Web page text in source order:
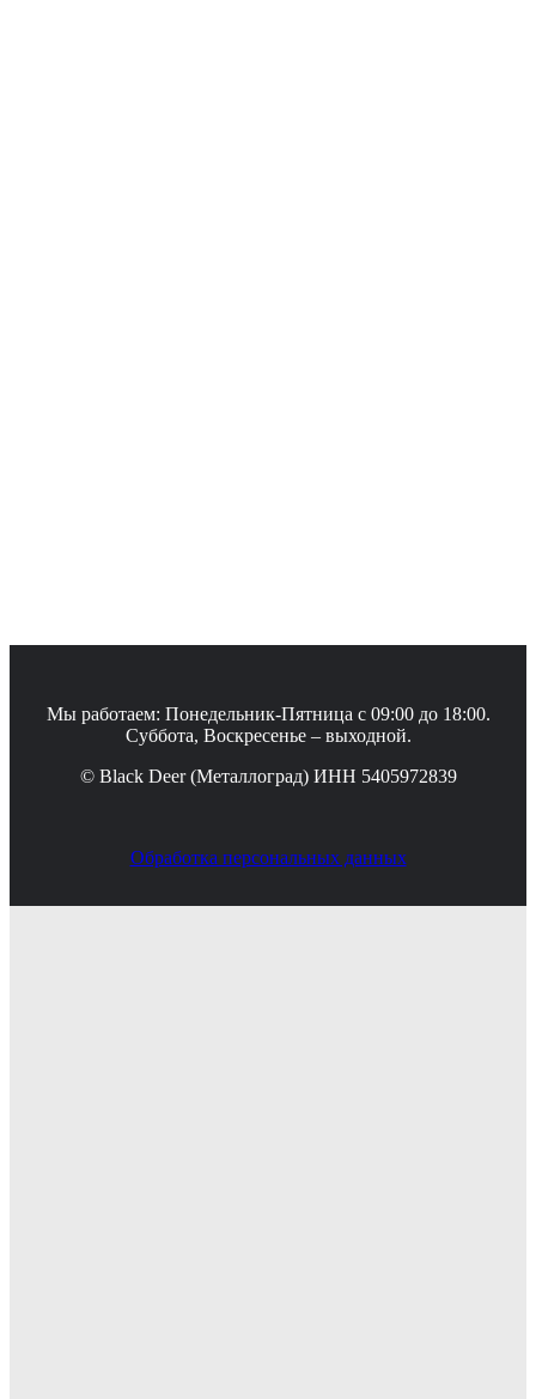
Мы работаем: Понедельник-Пятница с 09:00 до 18:00.
Суббота, Воскресенье – выходной.
© Black Deer (Металлоград) ИНН 5405972839
Обработка персональных данных